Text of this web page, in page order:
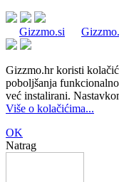
Gizzmo.si
Gizzmo.hr koristi
poboljšanja
već instalirani.
Više o kolačićima...
OK
Natrag